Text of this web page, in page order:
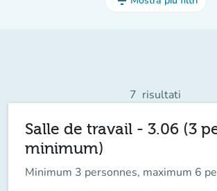
7 risultati
Salle de travail - 3.06 (3
minimum)
Minimum 3 personnes, maximum 6